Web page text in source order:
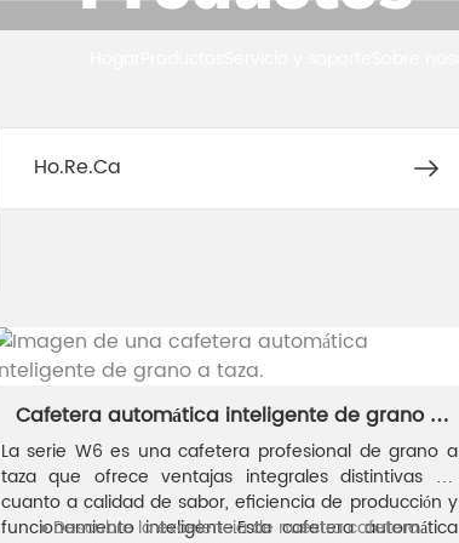
Ho.Re.Ca
Cafetera automática inteligente de grano a
taza
La serie W6 es una cafetera profesional de grano a
taza que ofrece ventajas integrales distintivas en
cuanto a calidad de sabor, eficiencia de producción y
funcionamiento inteligente.Esta cafetera automática
● Descubre la excelencia de nuestra cafetera